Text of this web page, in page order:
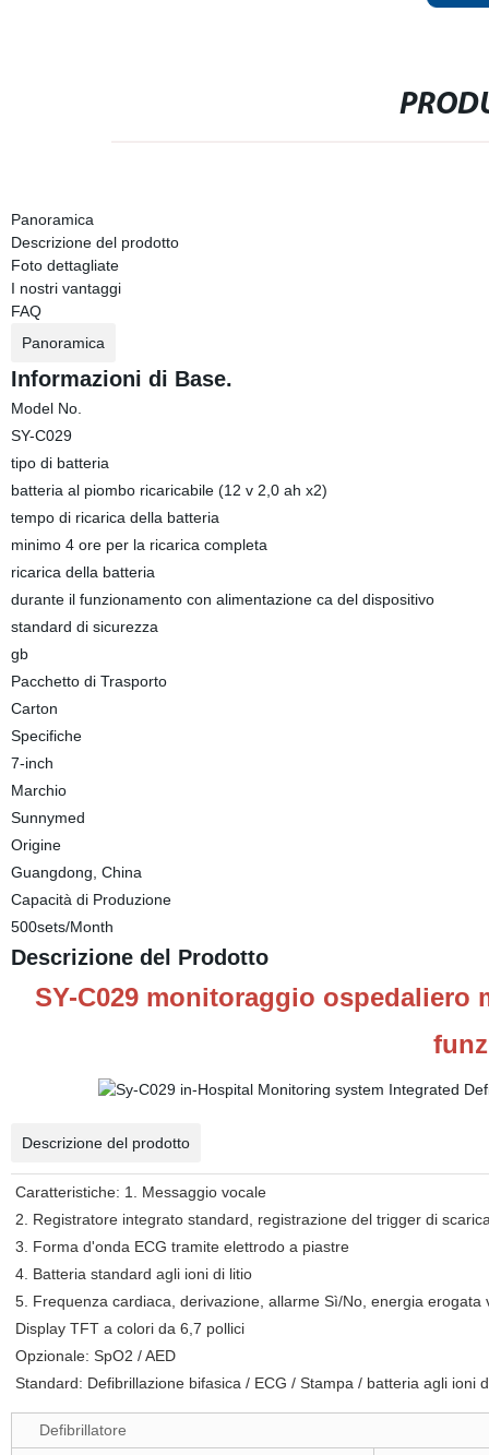
Panoramica
Descrizione del prodotto
Foto dettagliate
I nostri vantaggi
FAQ
Panoramica
Informazioni di Base.
Model No.
SY-C029
tipo di batteria
batteria al piombo ricaricabile (12 v 2,0 ah x2)
tempo di ricarica della batteria
minimo 4 ore per la ricarica completa
ricarica della batteria
durante il funzionamento con alimentazione ca del dispositivo
standard di sicurezza
gb
Pacchetto di Trasporto
Carton
Specifiche
7-inch
Marchio
Sunnymed
Origine
Guangdong, China
Capacità di Produzione
500sets/Month
Descrizione del Prodotto
SY-C029 monitoraggio
Descrizione del prodotto
Caratteristiche: 1. Messaggio vocale
2. Registratore integrato standard, registrazione del trigger di
3. Forma d'onda ECG tramite elettrodo a piastre
4. Batteria standard agli ioni di litio
5. Frequenza cardiaca, derivazione, allarme Sì/No, energia erogata
Display TFT a colori da 6,7 pollici
Opzionale: SpO2 / AED
Standard: Defibrillazione bifasica / ECG / Stampa / batteria agli ioni
Defibrillatore